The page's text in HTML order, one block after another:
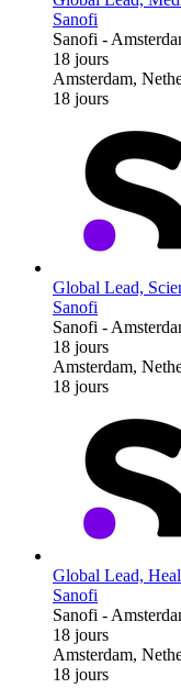
Sanofi
Sanofi -
18 jours
Amsterdam,
18 jours
Global Lead,
Sanofi
Sanofi -
18 jours
Amsterdam,
18 jours
Global Lead,
Sanofi
Sanofi -
18 jours
Amsterdam,
18 jours